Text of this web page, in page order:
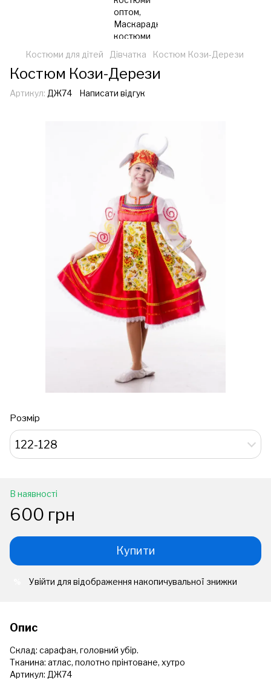
Костюми для дітей Дівчатка Костюм Кози-Дерези
Костюм Кози-Дерези
Артикул: ДЖ74 Написати відгук
Розмір
122-128
В наявності
600 грн
Купити
Увійти для відображення накопичувальної знижки
Опис
Склад: сарафан, головний убір.
Тканина: атлас, полотно прінтоване, хутро
Артикул: ДЖ74